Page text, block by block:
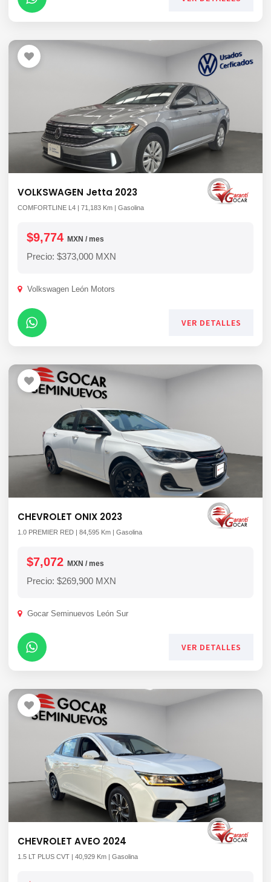
VOLKSWAGEN Jetta 2023
COMFORTLINE L4 | 71,183 Km | Gasolina
$9,774 MXN / mes
Precio: $373,000 MXN
Volkswagen León Motors
VER DETALLES
CHEVROLET ONIX 2023
1.0 PREMIER RED | 84,595 Km | Gasolina
$7,072 MXN / mes
Precio: $269,900 MXN
Gocar Seminuevos León Sur
VER DETALLES
CHEVROLET AVEO 2024
1.5 LT PLUS CVT | 40,929 Km | Gasolina